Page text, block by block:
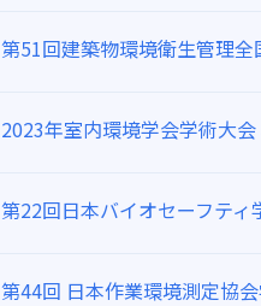
第51回建築物環境衛生管理
2023年室内環境学会学術大
第22回日本バイオセーフテ
第44回 日本作業環境測定協